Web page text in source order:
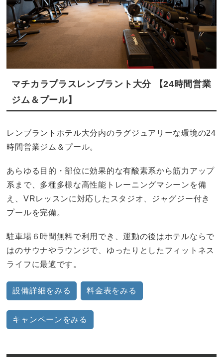
マチカラプラスレンブラント大分 【24時間営業
ジム＆プール】
レンブラントホテル大分内のラグジュアリーな環境の24
時間営業ジム＆プール。
あらゆる目的・部位に効果的な有酸素系から筋力アップ
系まで、多種多様な高性能トレーニングマシーンを備
え、VRレッスンに対応したスタジオ、ジャグジー付き
プールを完備。
駐車場６時間無料で利用でき、運動の後はホテルならで
はのサウナやラウンジで、ゆったりとしたフィットネス
ライフに最適です。
設備詳細をみる 料金表をみる
キャンペーンをみる